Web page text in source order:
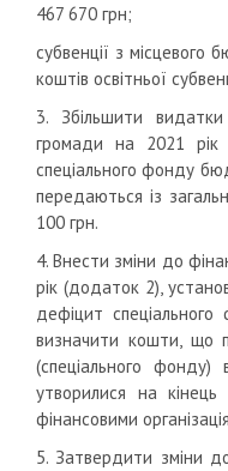
467 670 грн;
субвенції з місцевого
коштів освітньої
3. Збільшити
громади на 2021
спеціального фонду
передаються із
100 грн.
4. Внести зміни до
рік (додаток 2),
дефіцит
визначити кошти, що
(спеціального
утворилися на
фінансовими
5. Затвердити зміни